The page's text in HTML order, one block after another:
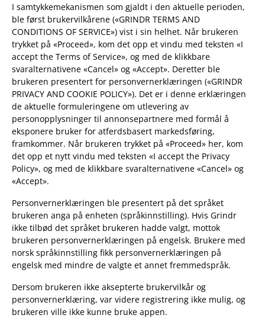
I samtykkemekanismen som gjaldt i den aktuelle perioden,
ble først brukervilkårene («GRINDR TERMS AND
CONDITIONS OF SERVICE») vist i sin helhet. Når brukeren
trykket på «Proceed», kom det opp et vindu med teksten «I
accept the Terms of Service», og med de klikkbare
svaralternativene «Cancel» og «Accept». Deretter ble
brukeren presentert for personvernerklæringen («GRINDR
PRIVACY AND COOKIE POLICY»). Det er i denne erklæringen
de aktuelle formuleringene om utlevering av
personopplysninger til annonsepartnere med formål å
eksponere bruker for atferdsbasert markedsføring,
framkommer. Når brukeren trykket på «Proceed» her, kom
det opp et nytt vindu med teksten «I accept the Privacy
Policy», og med de klikkbare svaralternativene «Cancel» og
«Accept».
Personvernerklæringen ble presentert på det språket
brukeren anga på enheten (språkinnstilling). Hvis Grindr
ikke tilbød det språket brukeren hadde valgt, mottok
brukeren personvernerklæringen på engelsk. Brukere med
norsk språkinnstilling fikk personvernerklæringen på
engelsk med mindre de valgte et annet fremmedspråk.
Dersom brukeren ikke aksepterte brukervilkår og
personvernerklæring, var videre registrering ikke mulig, og
brukeren ville ikke kunne bruke appen.